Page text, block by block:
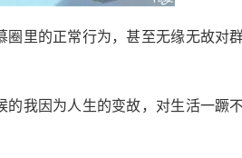
里的正常行为，甚至无缘无故对
我因为人生的变故，对生活一蹶